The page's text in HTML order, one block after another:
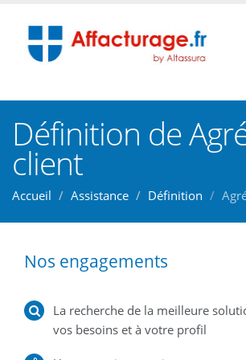
Définition de
client
Accueil Assistance Définition
Nos engagements
La recherche de la meilleure
vos besoins et à votre profil